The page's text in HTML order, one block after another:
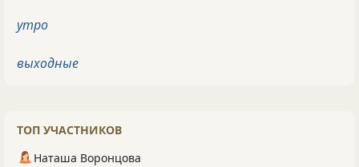
утро
выходные
ТОП УЧАСТНИКОВ
Наташа Воронцова